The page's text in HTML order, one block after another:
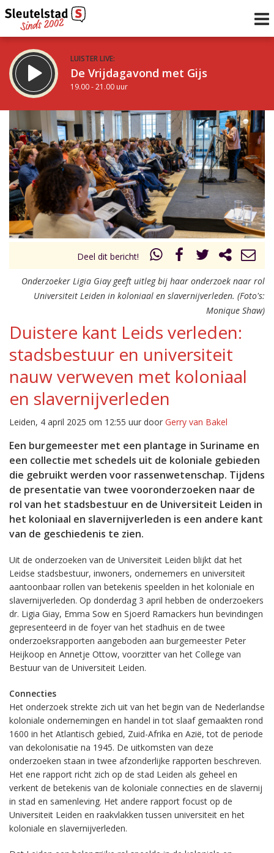
LUISTER LIVE:
De Vrijdagavond met Gijs
19.00 - 21.00 uur
De avond van Sleutelstad
21.00 - 0.00 uur
Vorig uur
uur 1 van 0 Volgend uur
Inklappen
Deel dit bericht!
Onderzoeker Ligia Giay geeft uitleg bij haar onderzoek naar rol
Universiteit Leiden in koloniaal en slavernijverleden. (Foto's:
Monique Shaw)
Duistere kant Leids verleden:
stadsbestuur en universiteit
nauw verweven met koloniaal
en slavernijverleden
Leiden, 4 april 2025 om 12:55 uur door Gerry van Bakel
Een burgemeester met een plantage in Suriname en
een collectie met schedels uit de koloniale gebieden
die gebruikt werden voor rassenwetenschap. Tijdens
de presentatie van twee vooronderzoeken naar de
rol van het stadsbestuur en de Universiteit Leiden in
het koloniaal en slavernijverleden is een andere kant
van de geschiedenis te zien.
Uit de onderzoeken van de Universiteit Leiden blijkt dat het
Leidse stadsbestuur, inwoners, ondernemers en universiteit
aantoonbaar rollen van betekenis speelden in het koloniale en
slavernijverleden. Op donderdag 3 april hebben de onderzoekers
dr. Ligia Giay, Emma Sow en Sjoerd Ramackers hun bevindingen
gepresenteerd in de foyer van het stadhuis en de twee
onderzoeksrapporten aangeboden aan burgemeester Peter
Heijkoop en Annetje Ottow, voorzitter van het College van
Bestuur van de Universiteit Leiden.
Connecties
Het onderzoek strekte zich uit van het begin van de Nederlandse
koloniale ondernemingen en handel in tot slaaf gemaakten rond
1600 in het Atlantisch gebied, Zuid-Afrika en Azië, tot de periode
van dekolonisatie na 1945. De uitkomsten van deze
onderzoeken staan in twee afzonderlijke rapporten beschreven.
Het ene rapport richt zich op de stad Leiden als geheel en
verkent de betekenis van de koloniale connecties en de slavernij
in stad en samenleving. Het andere rapport focust op de
Universiteit Leiden en raakvlakken tussen universiteit en het
koloniale en slavernijverleden.